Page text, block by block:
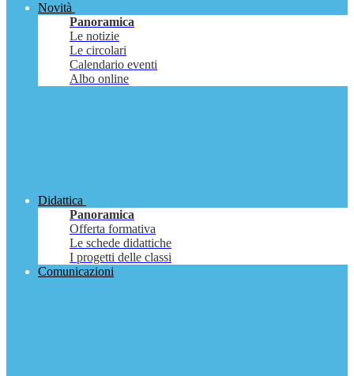
Novità
Panoramica
Le notizie
Le circolari
Calendario eventi
Albo online
Didattica
Panoramica
Offerta formativa
Le schede didattiche
I progetti delle classi
Comunicazioni